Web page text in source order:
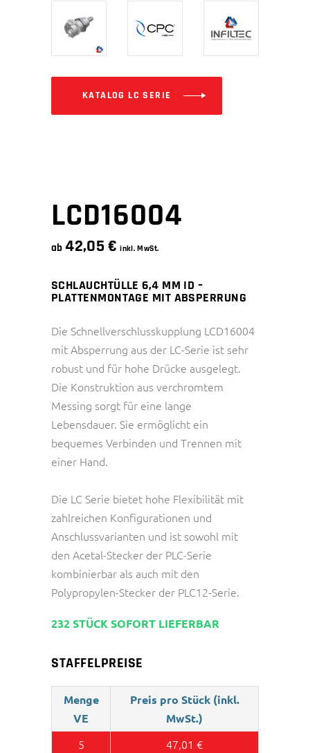
KATALOG LC SERIE
LCD16004
ab42,05€ inkl. MwSt.
SCHLAUCHTÜLLE 6,4 MM ID –
PLATTENMONTAGE MIT ABSPERRUNG
Die Schnellverschlusskupplung LCD16004
mit Absperrung aus der LC-Serie ist sehr
robust und für hohe Drücke ausgelegt.
Die Konstruktion aus verchromtem
Messing sorgt für eine lange
Lebensdauer. Sie ermöglicht ein
bequemes Verbinden und Trennen mit
einer Hand.
Die LC Serie bietet hohe Flexibilität mit
zahlreichen Konfigurationen und
Anschlussvarianten und ist sowohl mit
den Acetal-Stecker der PLC-Serie
kombinierbar als auch mit den
Polypropylen-Stecker der PLC12-Serie.
232 STÜCK SOFORT LIEFERBAR
STAFFELPREISE
Menge
VE
Preis pro Stück (inkl.
MwSt.)
5 47,01 €